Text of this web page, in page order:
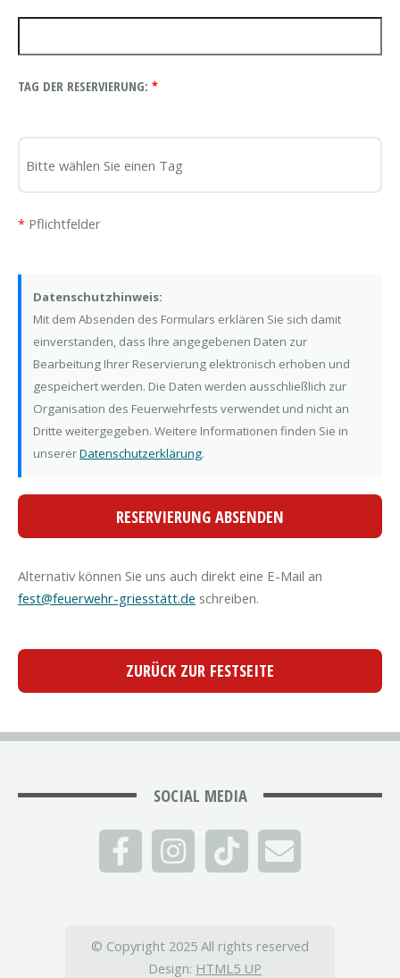
TAG DER RESERVIERUNG: *
* Pflichtfelder
Datenschutzhinweis:
Mit dem Absenden des Formulars erklären Sie sich damit
einverstanden, dass Ihre angegebenen Daten zur
Bearbeitung Ihrer Reservierung elektronisch erhoben und
gespeichert werden. Die Daten werden ausschließlich zur
Organisation des Feuerwehrfests verwendet und nicht an
Dritte weitergegeben. Weitere Informationen finden Sie in
unsererDatenschutzerklärung.
Alternativ können Sie uns auch direkt eine E-Mail an
fest@feuerwehr-griesstätt.de schreiben.
ZURÜCK ZUR FESTSEITE
SOCIAL MEDIA
© Copyright 2025 All rights reserved
Design: HTML5 UP